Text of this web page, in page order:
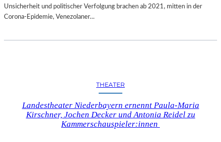
Unsicherheit und politischer Verfolgung brachen ab 2021, mitten in der
Corona-Epidemie, Venezolaner…
THEATER
Landestheater Niederbayern ernennt Paula-Maria
Kirschner, Jochen Decker und Antonia Reidel zu
Kammerschauspieler:innen